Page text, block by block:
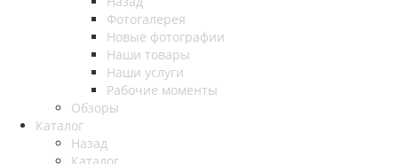
Фотогалерея
Новые фотографии
Наши товары
Наши услуги
Рабочие моменты
Обзоры
Каталог
Назад
Каталог